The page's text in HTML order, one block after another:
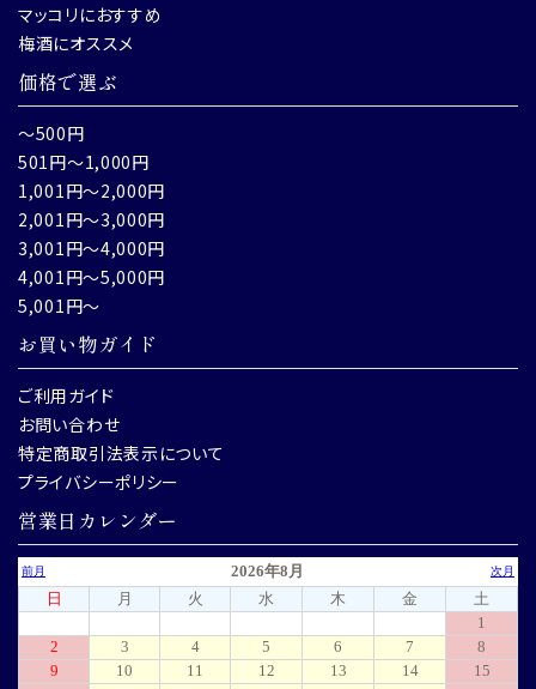
マッコリにおすすめ
梅酒にオススメ
価格で選ぶ
～500円
501円～1,000円
1,001円～2,000円
2,001円～3,000円
3,001円～4,000円
4,001円～5,000円
5,001円～
お買い物ガイド
ご利用ガイド
お問い合わせ
特定商取引法表示について
プライバシーポリシー
営業日カレンダー